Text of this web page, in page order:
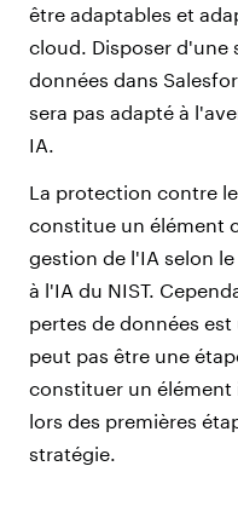
être adaptables et
cloud. Disposer d'une
données dans
sera pas adapté à
IA.
La protection contre
constitue un élément
gestion de l'IA selon
à l'IA du NIST.
pertes de données
peut pas être une
constituer un
lors des premières
stratégie.